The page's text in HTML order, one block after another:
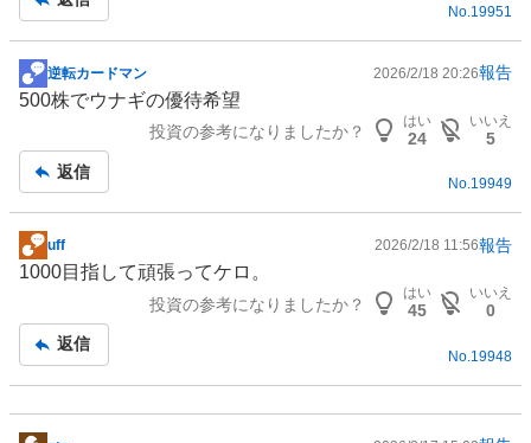
No. 19951
掲
示
事
逆転カードマン 2026/2/18 20:26報告
500株でウナギの優待希望
投資の参考になりましたか？
はい
24
いいえ
5
返信
No.19949
掲
示
事
uff 2026/2/18 11:56報告
1000目指して頑張ってケロ。
投資の参考になりましたか？
はい
45
いいえ
0
返信
No. 19948